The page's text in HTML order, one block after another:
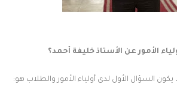
الأمور عن الأستاذ خليفة أحمد؟
يكون السؤال الأول لدى أولياء الأمور والطلاب هو: